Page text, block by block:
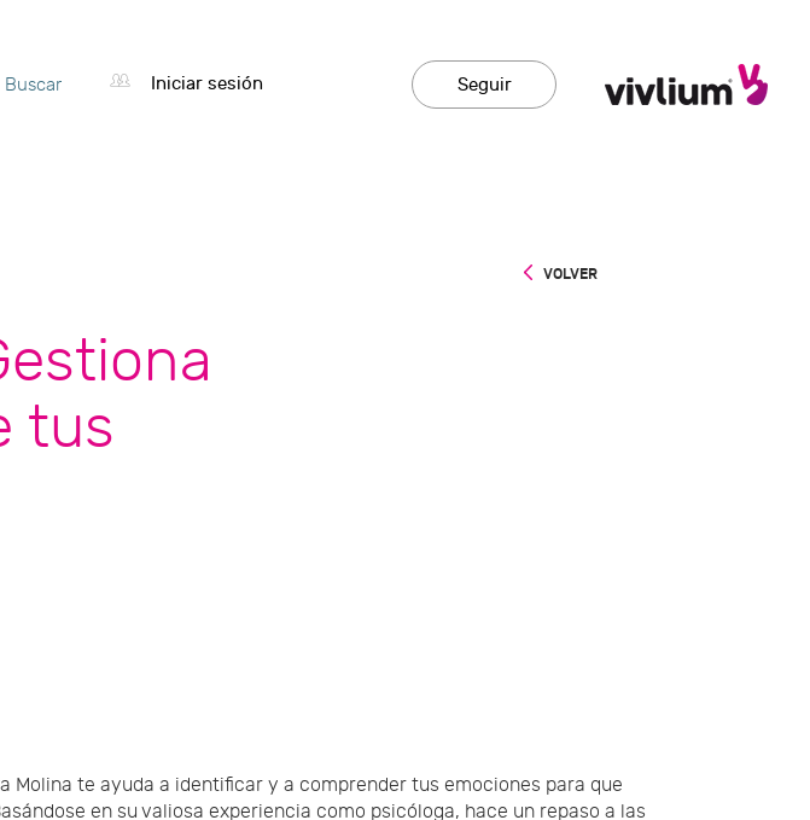
Buscar Iniciar sesión Seguir
VOLVER
tus
Molina te ayuda a identificar y a comprender tus emociones para que
en su valiosa experiencia como psicóloga, hace un repaso a las